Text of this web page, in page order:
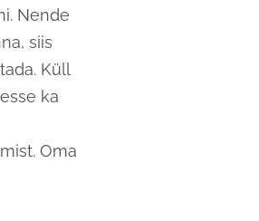
Nende
siis
Küll
ka
Oma